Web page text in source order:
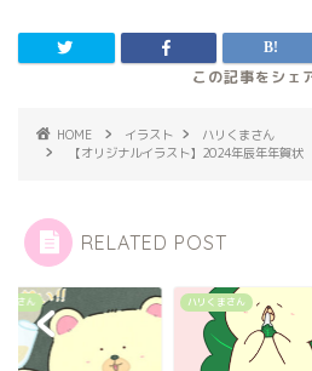
HOME イラスト
ハリくまさん
【オリジナルイラスト】2024年辰年年賀状
RELATED POST
まさん ハリくまさん